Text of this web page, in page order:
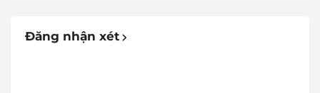
Đăng nhận xét